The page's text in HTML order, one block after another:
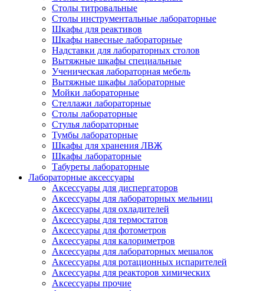
Столы титровальные
Столы инструментальные лабораторные
Шкафы для реактивов
Шкафы навесные лабораторные
Надставки для лабораторных столов
Вытяжные шкафы специальные
Ученическая лабораторная мебель
Вытяжные шкафы лабораторные
Мойки лабораторные
Стеллажи лабораторные
Столы лабораторные
Стулья лабораторные
Тумбы лабораторные
Шкафы для хранения ЛВЖ
Шкафы лабораторные
Табуреты лабораторные
Лабораторные аксессуары
Аксессуары для диспергаторов
Аксессуары для лабораторных мельниц
Аксессуары для охладителей
Аксессуары для термостатов
Аксессуары для фотометров
Аксессуары для калориметров
Аксессуары для лабораторных мешалок
Аксессуары для ротационных испарителей
Аксессуары для реакторов химических
Аксессуары прочие